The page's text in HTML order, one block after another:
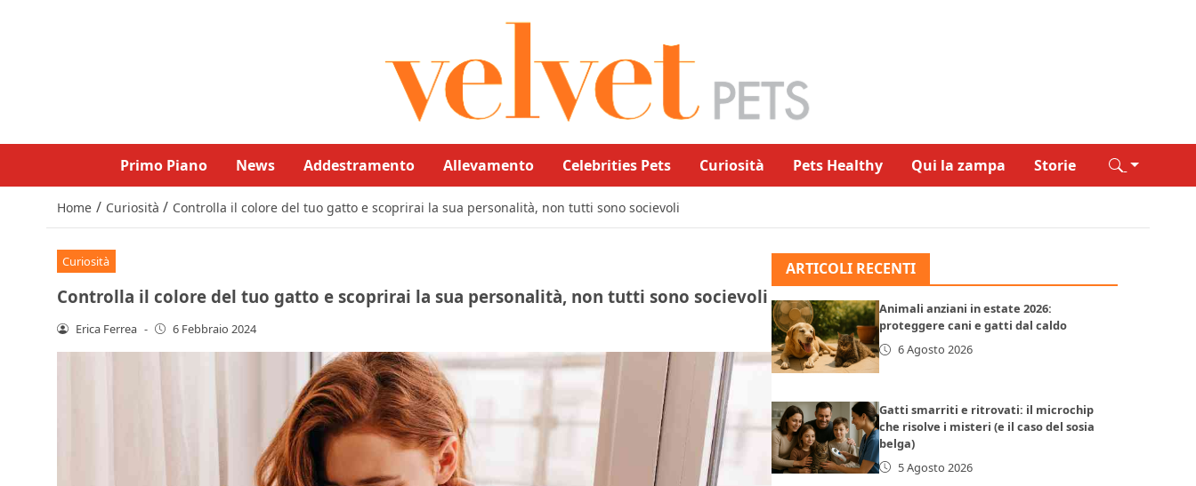
Primo Piano News Addestramento Allevamento Celebrities Pets Curiosità Pets Healthy Qui la zampa Storie
Home / Curiosità / Controlla il colore del tuo gatto e scoprirai la sua personalità, non tutti sono socievoli
Curiosità
Controlla il colore del tuo gatto e scoprirai la sua personalità, non tutti sono socievoli
Erica Ferrea - 6 Febbraio 2024
ARTICOLI RECENTI
Animali anziani in estate 2026:
proteggere cani e gatti dal caldo
6 Agosto 2026
Gatti smarriti e ritrovati: il microchip
che risolve i misteri (e il caso del sosia
belga)
5 Agosto 2026